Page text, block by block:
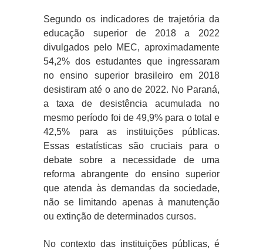
Segundo os indicadores de trajetória da
educação superior de 2018 a 2022
divulgados pelo MEC, aproximadamente
54,2% dos estudantes que ingressaram
no ensino superior brasileiro em 2018
desistiram até o ano de 2022. No Paraná,
a taxa de desistência acumulada no
mesmo período foi de 49,9% para o total e
42,5% para as instituições públicas.
Essas estatísticas são cruciais para o
debate sobre a necessidade de uma
reforma abrangente do ensino superior
que atenda às demandas da sociedade,
não se limitando apenas à manutenção
ou extinção de determinados cursos.
No contexto das instituições públicas, é